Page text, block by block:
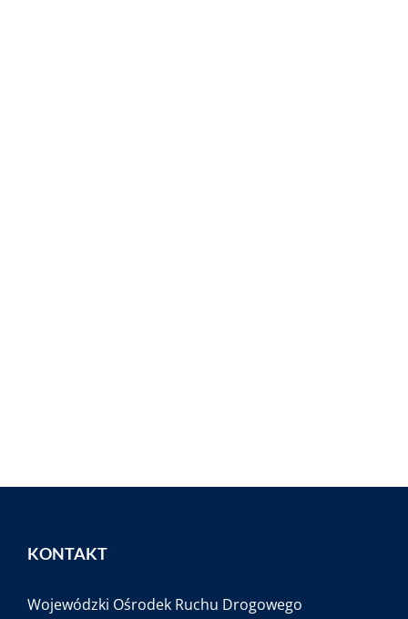
KONTAKT
Wojewódzki Ośrodek Ruchu Drogowego